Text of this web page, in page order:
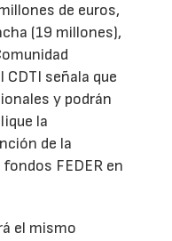
de euros,
(19 millones),
CDTI señala que
y podrán
la
de la
FEDER en
el mismo